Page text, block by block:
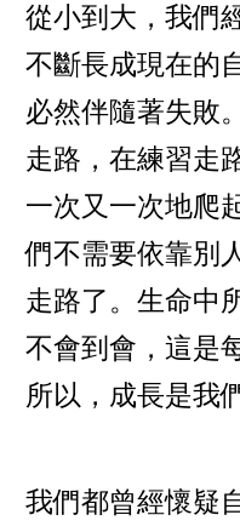
從小到大，我們
不斷長成現在的
必然伴隨著失敗
走路，在練習走
一次又一次地爬
們不需要依靠別
走路了。生命中
不會到會，這是
所以，成長是我
我們都曾經懷疑